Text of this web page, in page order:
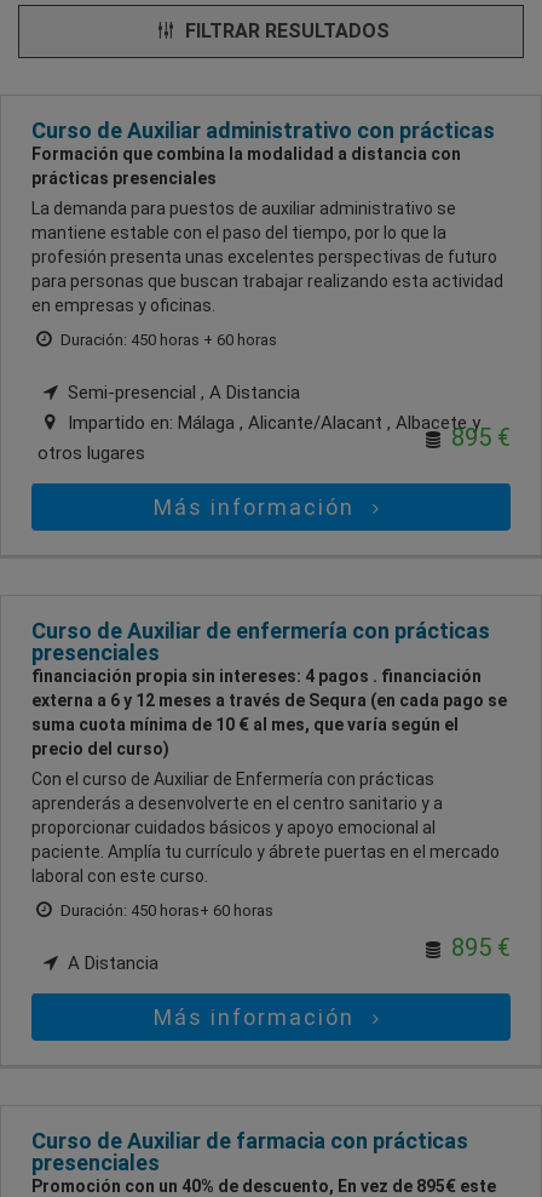
FILTRAR RESULTADOS
Curso de Auxiliar administrativo con prácticas
Formación que combina la modalidad a distancia con
prácticas presenciales
La demanda para puestos de auxiliar administrativo se
mantiene estable con el paso del tiempo, por lo que la
profesión presenta unas excelentes perspectivas de futuro
para personas que buscan trabajar realizando esta actividad
en empresas y oficinas.
Duración: 450 horas + 60 horas
Semi-presencial , A Distancia
Impartido en: Málaga , Alicante/Alacant , Albacetey
otros lugares
895 €
Más información
Curso de Auxiliar de enfermería con prácticas
presenciales
financiación propia sin intereses: 4 pagos . financiación
externa a 6 y 12 meses a través de Sequra (en cada pago se
suma cuota mínima de 10 € al mes, que varía según el
precio del curso)
Con el curso de Auxiliar de Enfermería con prácticas
aprenderás a desenvolverte en el centro sanitario y a
proporcionar cuidados básicos y apoyo emocional al
paciente. Amplía tu currículo y ábrete puertas en el mercado
laboral con este curso.
Duración: 450 horas+ 60 horas
A Distancia
895 €
Más información
Curso de Auxiliar de farmacia con prácticas
presenciales
Promoción con un 40% de descuento, En vez de 895€ este